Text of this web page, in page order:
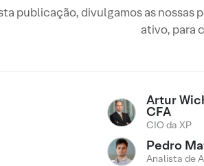
publicação, divulgamos as nossas
ativo, para
Artur
CFA
CIO da XP
Pedro
Analista de